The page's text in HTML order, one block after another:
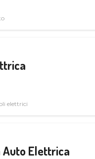
elettrici
Auto Elettrica